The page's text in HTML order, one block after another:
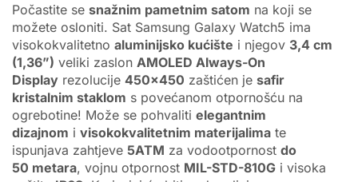
Počastite se snažnim pametnim satom na koji se
možete osloniti. Sat Samsung Galaxy Watch5 ima
visokokvalitetno aluminijsko kućište i njegov 3,4 cm
(1,36”) veliki zaslon AMOLED Always-On
Display rezolucije 450×450 zaštićen je safir
kristalnim staklom s povećanom otpornošću na
ogrebotine! Može se pohvaliti elegantnim
dizajnom i visokokvalitetnim materijalima te
ispunjava zahtjeve 5ATM za vodootpornost do
50 metara, vojnu otpornost MIL-STD-810G i visoka